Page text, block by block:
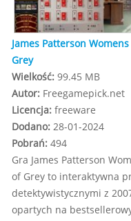
James Patterson
Grey
Wielkość: 99.45 MB
Autor: Freegamepick.net
Licencja: freeware
Dodano: 28-01-2024
Pobrań: 494
Gra James Patterson
of Grey to interaktywna
detektywistycznymi z
opartych na